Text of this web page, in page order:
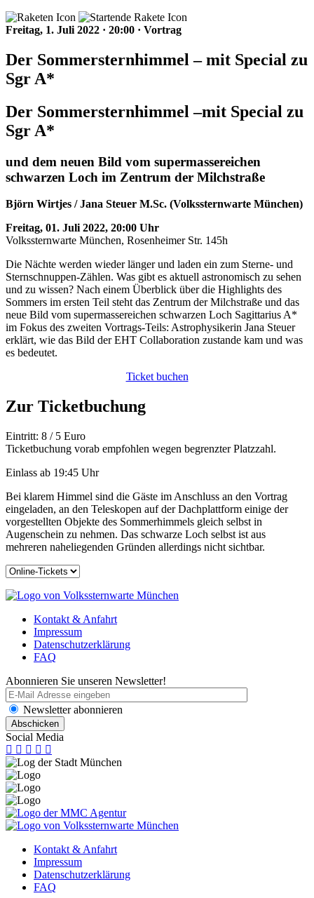
Freitag, 1. Juli 2022 · 20:00 · Vortrag
Der Sommersternhimmel – mit Special zu
Sgr A*
Der Sommersternhimmel –mit Special zu
Sgr A*
und dem neuen Bild vom supermassereichen
schwarzen Loch im Zentrum der Milchstraße
Björn Wirtjes / Jana Steuer M.Sc. (Volkssternwarte München)
Freitag, 01. Juli 2022, 20:00 Uhr
Volkssternwarte München, Rosenheimer Str. 145h
Die Nächte werden wieder länger und laden ein zum Sterne- und
Sternschnuppen-Zählen. Was gibt es aktuell astronomisch zu sehen
und zu wissen? Nach einem Überblick über die Highlights des
Sommers im ersten Teil steht das Zentrum der Milchstraße und das
neue Bild vom supermassereichen schwarzen Loch Sagittarius A*
im Fokus des zweiten Vortrags-Teils: Astrophysikerin Jana Steuer
erklärt, wie das Bild der EHT Collaboration zustande kam und was
es bedeutet.
Ticket buchen
Zur Ticketbuchung
Eintritt: 8 / 5 Euro
Ticketbuchung vorab empfohlen wegen begrenzter Platzzahl.
Einlass ab 19:45 Uhr
Bei klarem Himmel sind die Gäste im Anschluss an den Vortrag
eingeladen, an den Teleskopen auf der Dachplattform einige der
vorgestellten Objekte des Sommerhimmels gleich selbst in
Augenschein zu nehmen. Das schwarze Loch selbst ist aus
mehreren naheliegenden Gründen allerdings nicht sichtbar.
Kontakt & Anfahrt
Impressum
Datenschutzerklärung
FAQ
Abonnieren Sie unseren Newsletter!
Newsletter abonnieren
Social Media
Kontakt & Anfahrt
Impressum
Datenschutzerklärung
FAQ